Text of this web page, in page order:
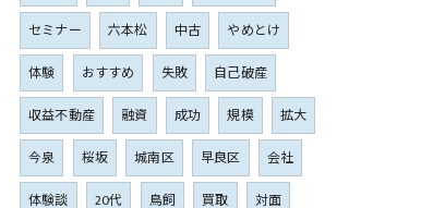
セミナー
六本松 中古
やめとけ
体験
おすすめ 失敗
自己破産
収益不動産
融資 成功 規模
拡大
今泉
桜坂 城南区 早良区
会社
体験談
20代 鳥飼 買取 対面